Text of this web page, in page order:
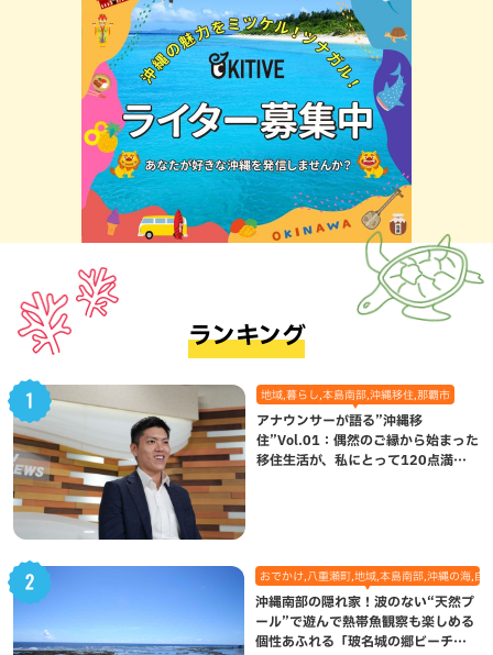
ランキング
地域,暮らし,本島南部,沖縄移住,那覇市
アナウンサーが語る”沖縄移
住”Vol.01：偶然のご縁から始まった
移住生活が、私にとって120点満点
おでかけ,八重瀬町,地域,本島南部,沖縄の海,自
沖縄南部の隠れ家！波のない“天然プ
ール”で遊んで熱帯魚観察も楽しめる
個性あふれる「玻名城の郷ビーチ」